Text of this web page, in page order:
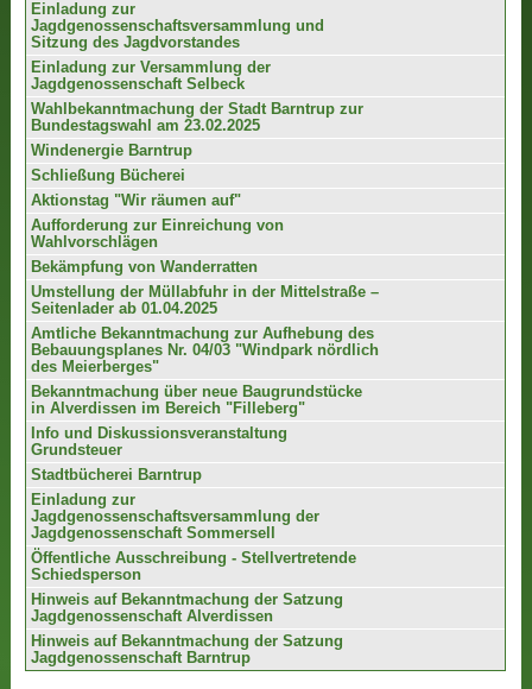
Einladung zur
Jagdgenossenschaftsversammlung und
Sitzung des Jagdvorstandes
Einladung zur Versammlung der
Jagdgenossenschaft Selbeck
Wahlbekanntmachung der Stadt Barntrup zur
Bundestagswahl am 23.02.2025
Windenergie Barntrup
Schließung Bücherei
Aktionstag "Wir räumen auf"
Aufforderung zur Einreichung von
Wahlvorschlägen
Bekämpfung von Wanderratten
Umstellung der Müllabfuhr in der Mittelstraße –
Seitenlader ab 01.04.2025
Amtliche Bekanntmachung zur Aufhebung des
Bebauungsplanes Nr. 04/03 "Windpark nördlich
des Meierberges"
Bekanntmachung über neue Baugrundstücke
in Alverdissen im Bereich "Filleberg"
Info und Diskussionsveranstaltung
Grundsteuer
Stadtbücherei Barntrup
Einladung zur
Jagdgenossenschaftsversammlung der
Jagdgenossenschaft Sommersell
Öffentliche Ausschreibung - Stellvertretende
Schiedsperson
Hinweis auf Bekanntmachung der Satzung
Jagdgenossenschaft Alverdissen
Hinweis auf Bekanntmachung der Satzung
Jagdgenossenschaft Barntrup